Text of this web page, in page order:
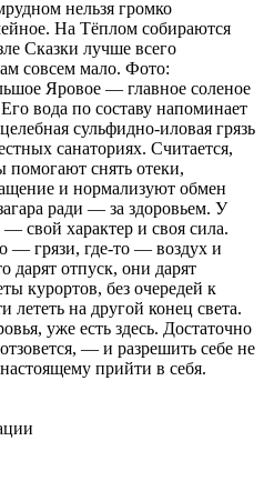
нельзя громко
На Тёплом собираются
Сказки лучше всего
совсем мало. Фото:
Яровое — главное соленое
вода по составу напоминает
сульфидно-иловая грязь
санаториях. Считается,
помогают снять отеки,
и нормализуют обмен
ради — за здоровьем. У
свой характер и своя сила.
— грязи, где-то — воздух и
дарят отпуск, они дарят
курортов, без очередей к
лететь на другой конец света.
уже есть здесь. Достаточно
— и разрешить себе не
прийти в себя.